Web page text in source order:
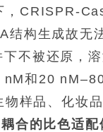
，CRISPR-
结构生成故
不被还原，
nM和20
样品、化妆
合的比色适